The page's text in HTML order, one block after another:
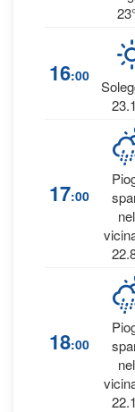
16:00
17:00
18:00